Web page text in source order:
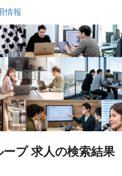
情報
プ 求人の検索結果